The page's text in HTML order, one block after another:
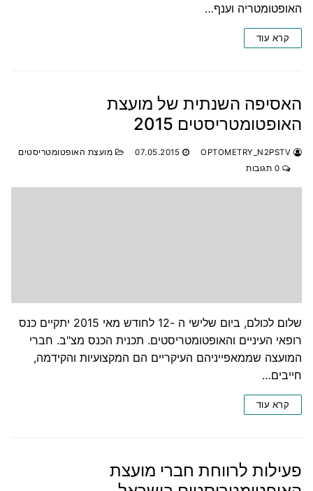
האופטומטריה וענף…
קרא עוד
האסיפה השנתית של מועצת
האופטומטריסטים 2015
07.05.2015
מועצת האופטומטריסטים
שלום לכולם, ביום שלישי ה -12 לחודש מאי 2015 יתקיים כנס
רופאי העיניים והאופטומטריסטים. תכנית הכנס מצ"ב. חברי
המועצה שממאפייניהם העיקריים הם המקצועיות והקידמה,
חייבים…
קרא עוד
פעילות לרווחת חברי מועצת